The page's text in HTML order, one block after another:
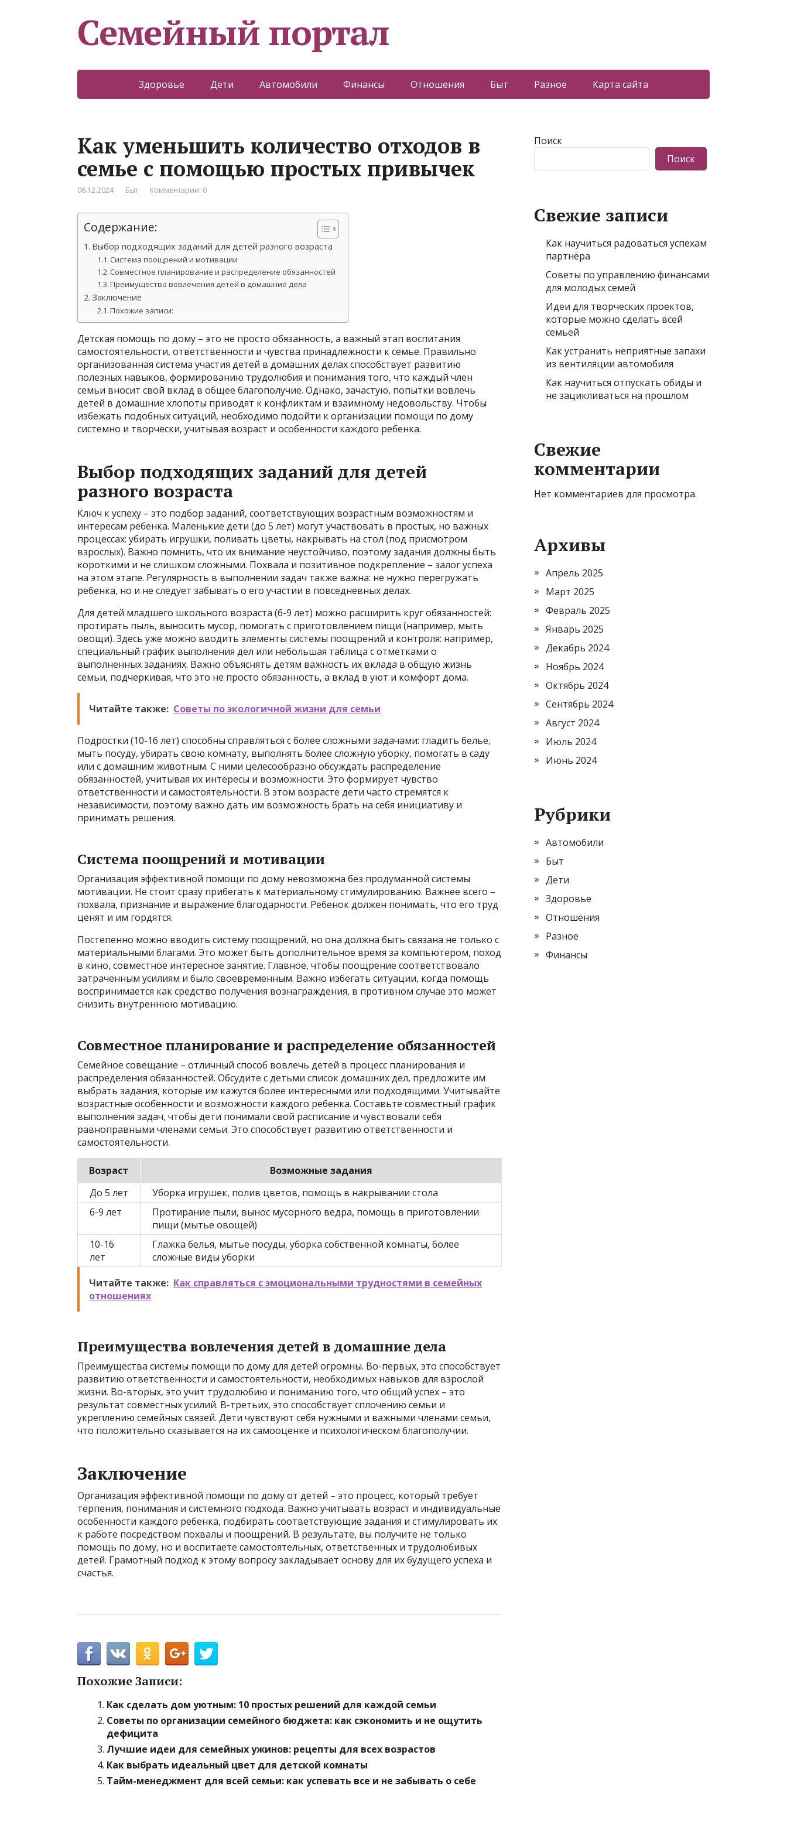
Семейный портал
Здоровье Дети Автомобили Финансы Отношения Быт Разное Карта сайта
Как уменьшить количество отходов в
семье с помощью простых привычек
06.12.2024 Быт Комментарии: 0
Содержание:
Выбор подходящих заданий для детей разного возраста
Система поощрений и мотивации
Совместное планирование и распределение обязанностей
Преимущества вовлечения детей в домашние дела
Заключение
Похожие записи:
Детская помощь по дому – это не просто обязанность, а важный этап воспитания
самостоятельности, ответственности и чувства принадлежности к семье. Правильно
организованная система участия детей в домашних делах способствует развитию
полезных навыков, формированию трудолюбия и понимания того, что каждый член
семьи вносит свой вклад в общее благополучие. Однако, зачастую, попытки вовлечь
детей в домашние хлопоты приводят к конфликтам и взаимному недовольству. Чтобы
избежать подобных ситуаций, необходимо подойти к организации помощи по дому
системно и творчески, учитывая возраст и особенности каждого ребенка.
Выбор подходящих заданий для детей
разного возраста
Ключ к успеху – это подбор заданий, соответствующих возрастным возможностям и
интересам ребенка. Маленькие дети (до 5 лет) могут участвовать в простых, но важных
процессах: убирать игрушки, поливать цветы, накрывать на стол (под присмотром
взрослых). Важно помнить, что их внимание неустойчиво, поэтому задания должны быть
короткими и не слишком сложными. Похвала и позитивное подкрепление – залог успеха
на этом этапе. Регулярность в выполнении задач также важна: не нужно перегружать
ребенка, но и не следует забывать о его участии в повседневных делах.
Для детей младшего школьного возраста (6-9 лет) можно расширить круг обязанностей:
протирать пыль, выносить мусор, помогать с приготовлением пищи (например, мыть
овощи). Здесь уже можно вводить элементы системы поощрений и контроля: например,
специальный график выполнения дел или небольшая таблица с отметками о
выполненных заданиях. Важно объяснять детям важность их вклада в общую жизнь
семьи, подчеркивая, что это не просто обязанность, а вклад в уют и комфорт дома.
Читайте также: Советы по экологичной жизни для семьи
Подростки (10-16 лет) способны справляться с более сложными задачами: гладить белье,
мыть посуду, убирать свою комнату, выполнять более сложную уборку, помогать в саду
или с домашним животным. С ними целесообразно обсуждать распределение
обязанностей, учитывая их интересы и возможности. Это формирует чувство
ответственности и самостоятельности. В этом возрасте дети часто стремятся к
независимости, поэтому важно дать им возможность брать на себя инициативу и
принимать решения.
Система поощрений и мотивации
Организация эффективной помощи по дому невозможна без продуманной системы
мотивации. Не стоит сразу прибегать к материальному стимулированию. Важнее всего –
похвала, признание и выражение благодарности. Ребенок должен понимать, что его труд
ценят и им гордятся.
Постепенно можно вводить систему поощрений, но она должна быть связана не только с
материальными благами. Это может быть дополнительное время за компьютером, поход
в кино, совместное интересное занятие. Главное, чтобы поощрение соответствовало
затраченным усилиям и было своевременным. Важно избегать ситуации, когда помощь
воспринимается как средство получения вознаграждения, в противном случае это может
снизить внутреннюю мотивацию.
Совместное планирование и распределение обязанностей
Семейное совещание – отличный способ вовлечь детей в процесс планирования и
распределения обязанностей. Обсудите с детьми список домашних дел, предложите им
выбрать задания, которые им кажутся более интересными или подходящими. Учитывайте
возрастные особенности и возможности каждого ребенка. Составьте совместный график
выполнения задач, чтобы дети понимали свой расписание и чувствовали себя
равноправными членами семьи. Это способствует развитию ответственности и
самостоятельности.
Возраст
Возможные задания
До 5 лет
Уборка игрушек, полив цветов, помощь в накрывании стола
6-9 лет
Протирание пыли, вынос мусорного ведра, помощь в приготовлении
пищи (мытье овощей)
10-16
лет
Глажка белья, мытье посуды, уборка собственной комнаты, более
сложные виды уборки
Читайте также: Как справляться с эмоциональными трудностями в семейных
отношениях
Преимущества вовлечения детей в домашние дела
Преимущества системы помощи по дому для детей огромны. Во-первых, это способствует
развитию ответственности и самостоятельности, необходимых навыков для взрослой
жизни. Во-вторых, это учит трудолюбию и пониманию того, что общий успех – это
результат совместных усилий. В-третьих, это способствует сплочению семьи и
укреплению семейных связей. Дети чувствуют себя нужными и важными членами семьи,
что положительно сказывается на их самооценке и психологическом благополучии.
Заключение
Организация эффективной помощи по дому от детей – это процесс, который требует
терпения, понимания и системного подхода. Важно учитывать возраст и индивидуальные
особенности каждого ребенка, подбирать соответствующие задания и стимулировать их
к работе посредством похвалы и поощрений. В результате, вы получите не только
помощь по дому, но и воспитаете самостоятельных, ответственных и трудолюбивых
детей. Грамотный подход к этому вопросу закладывает основу для их будущего успеха и
счастья.
Похожие Записи:
Как сделать дом уютным: 10 простых решений для каждой семьи
Советы по организации семейного бюджета: как сэкономить и не ощутить
дефицита
Лучшие идеи для семейных ужинов: рецепты для всех возрастов
Как выбрать идеальный цвет для детской комнаты
Тайм-менеджмент для всей семьи: как успевать все и не забывать о себе
Поиск
Поиск
Свежие записи
Как научиться радоваться успехам
партнёра
Советы по управлению финансами
для молодых семей
Идеи для творческих проектов,
которые можно сделать всей
семьей
Как устранить неприятные запахи
из вентиляции автомобиля
Как научиться отпускать обиды и
не зацикливаться на прошлом
Свежие
комментарии
Нет комментариев для просмотра.
Архивы
Апрель 2025
Март 2025
Февраль 2025
Январь 2025
Декабрь 2024
Ноябрь 2024
Октябрь 2024
Сентябрь 2024
Август 2024
Июль 2024
Июнь 2024
Рубрики
Автомобили
Быт
Дети
Здоровье
Отношения
Разное
Финансы